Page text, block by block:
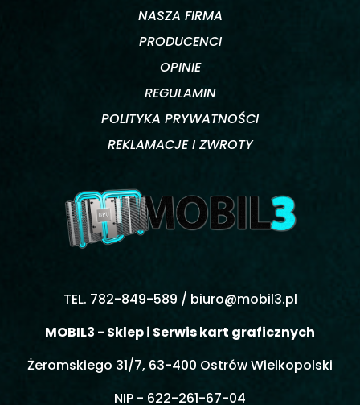
NASZA FIRMA
PRODUCENCI
OPINIE
REGULAMIN
POLITYKA PRYWATNOŚCI
REKLAMACJE I ZWROTY
TEL. 782-849-589 / biuro@mobil3.pl
MOBIL3 - Sklep i Serwis kart graficznych
Żeromskiego 31/7, 63-400 Ostrów Wielkopolski
NIP - 622-261-67-04